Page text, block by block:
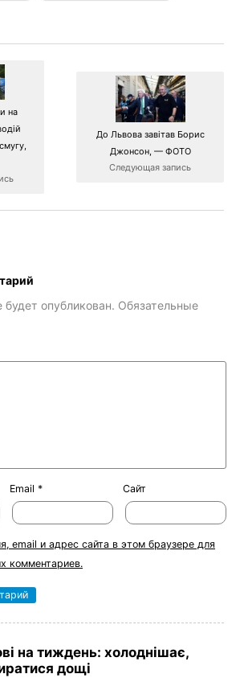
на
До Львова завітав Борис
Джонсон, — ФОТО
Следующая запись
опубликован. Обязательные
Email * Сайт
email и адрес сайта в этом браузере для
комментариев.
на тиждень: холоднішає,
дощі